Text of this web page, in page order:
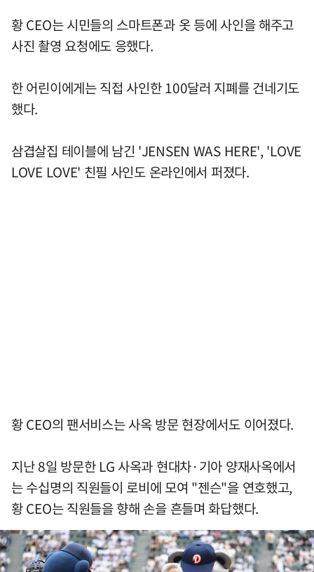
황 CEO는 시민들의 스마트폰과 옷 등에 사인을 해주고
사진 촬영 요청에도 응했다.
한 어린이에게는 직접 사인한 100달러 지폐를 건네기도
했다.
삼겹살집 테이블에 남긴 'JENSEN WAS HERE', 'LOVE
LOVE LOVE' 친필 사인도 온라인에서 퍼졌다.
황 CEO의 팬서비스는 사옥 방문 현장에서도 이어졌다.
지난 8일 방문한 LG 사옥과 현대차·기아 양재사옥에서
는 수십명의 직원들이 로비에 모여 "젠슨"을 연호했고,
황 CEO는 직원들을 향해 손을 흔들며 화답했다.